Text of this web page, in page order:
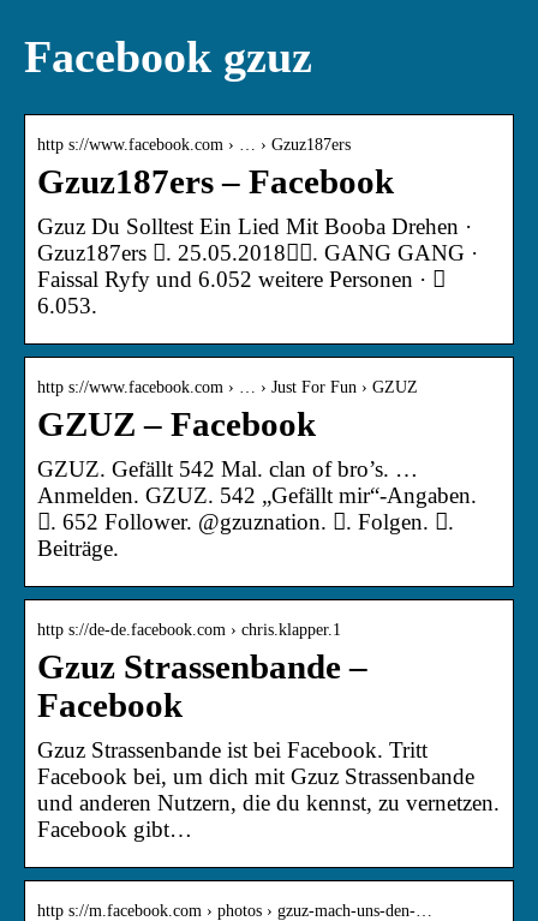
Facebook gzuz
http s://www.facebook.com › … › Gzuz187ers
Gzuz187ers – Facebook
Gzuz Du Solltest Ein Lied Mit Booba Drehen ·
Gzuz187ers 󱙄. 25.05.2018󰞋󰟠. GANG GANG ·
Faissal Ryfy und 6.052 weitere Personen · 󰤥
6.053.
http s://www.facebook.com › … › Just For Fun › GZUZ
GZUZ – Facebook
GZUZ. Gefällt 542 Mal. clan of bro’s. …
Anmelden. GZUZ. 542 „Gefällt mir“-Angaben.
󱞋. 652 Follower. @gzuznation. 󱙶. Folgen. 󰟝.
Beiträge.
http s://de-de.facebook.com › chris.klapper.1
Gzuz Strassenbande –
Facebook
Gzuz Strassenbande ist bei Facebook. Tritt
Facebook bei, um dich mit Gzuz Strassenbande
und anderen Nutzern, die du kennst, zu vernetzen.
Facebook gibt…
http s://m.facebook.com › photos › gzuz-mach-uns-den-…